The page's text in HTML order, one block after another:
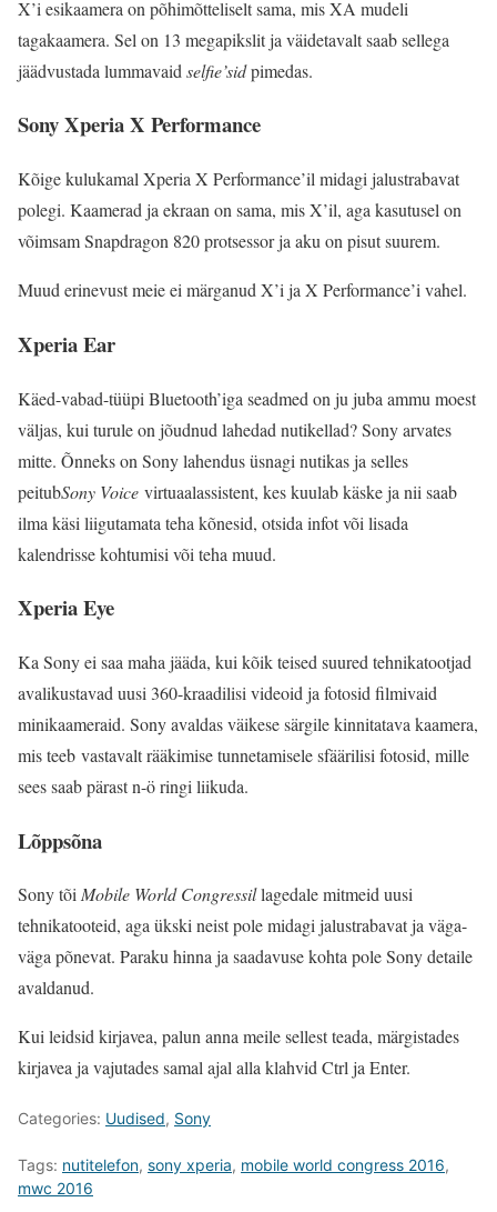
X’i esikaamera on põhimõtteliselt sama, mis XA mudeli
tagakaamera. Sel on 13 megapikslit ja väidetavalt saab sellega
jäädvustada lummavaid selfie’sidpimedas.
Sony Xperia X Performance
Kõige kulukamal Xperia X Performance’il midagi jalustrabavat
polegi. Kaamerad ja ekraan on sama, mis X’il, aga kasutusel on
võimsam Snapdragon 820 protsessor ja aku on pisut suurem.
Muud erinevust meie ei märganud X’i ja X Performance’i vahel.
Xperia Ear
Käed-vabad-tüüpi Bluetooth’iga seadmed on ju juba ammu moest
väljas, kui turule on jõudnud lahedad nutikellad? Sony arvates
mitte. Õnneks on Sony lahendus üsnagi nutikas ja selles
peitubSony Voice virtuaalassistent, kes kuulab käske ja nii saab
ilma käsi liigutamata teha kõnesid, otsida infot või lisada
kalendrisse kohtumisi või teha muud.
Xperia Eye
Ka Sony ei saa maha jääda, kui kõik teised suured tehnikatootjad
avalikustavad uusi 360-kraadilisi videoid ja fotosid filmivaid
minikaameraid. Sony avaldas väikese särgile kinnitatava kaamera,
mis teeb vastavalt rääkimise tunnetamisele sfäärilisi fotosid, mille
sees saab pärast n-ö ringi liikuda.
Lõppsõna
Sony tõiMobile World Congressillagedale mitmeid uusi
tehnikatooteid, aga ükski neist pole midagi jalustrabavat ja väga-
väga põnevat. Paraku hinna ja saadavuse kohta pole Sony detaile
avaldanud.
Kui leidsid kirjavea, palun anna meile sellest teada, märgistades
kirjavea ja vajutades samal ajal alla klahvid Ctrl ja Enter.
Categories: Uudised, Sony
Tags: nutitelefon, sony xperia, mobile world congress 2016,
mwc 2016